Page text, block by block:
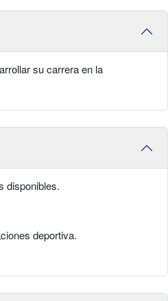
su carrera en la
disponibles.
deportiva.